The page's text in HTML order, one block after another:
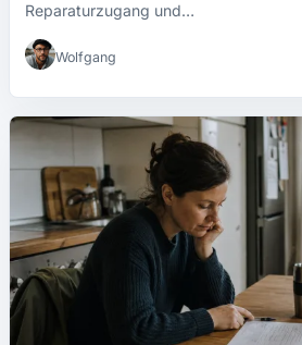
Reparaturzugang und…
Wolfgang